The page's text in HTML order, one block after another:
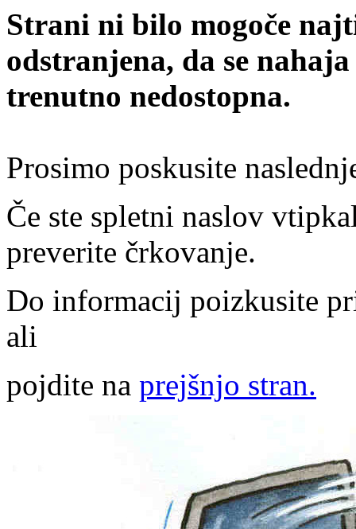
Strani ni bilo mogoče
odstranjena, da se
trenutno nedostopna.
Prosimo poskusite
Če ste spletni naslov
preverite črkovanje.
Do informacij poizkusite
ali
pojdite na prejšnjo stran.